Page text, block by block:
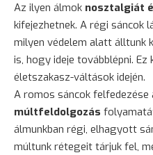
Az ilyen álmok nosztalgiát
kifejezhetnek. A régi sáncok
milyen védelem alatt álltunk
is, hogy ideje továbblépni.
életszakasz-váltások idején.
A romos sáncok felfedezése
múltfeldolgozás
álmunkban régi, elhagyott
múltunk rétegeit tárjuk fel,